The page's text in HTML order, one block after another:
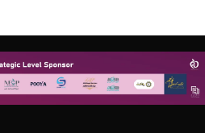
همه استان‌ها فراهم شد.